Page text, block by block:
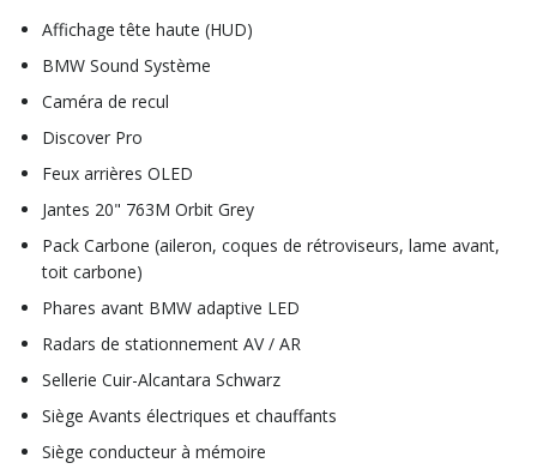
Affichage tête haute (HUD)
BMW Sound Système
Caméra de recul
Discover Pro
Feux arrières OLED
Jantes 20" 763M Orbit Grey
Pack Carbone (aileron, coques de rétroviseurs, lame avant,
toit carbone)
Phares avant BMW adaptive LED
Radars de stationnement AV / AR
Sellerie Cuir-Alcantara Schwarz
Siège Avants électriques et chauffants
Siège conducteur à mémoire